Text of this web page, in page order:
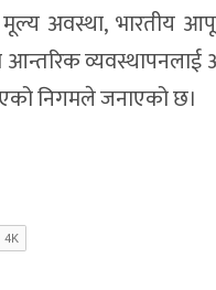
मूल्य अवस्था, भारतीय
आन्तरिक व्यवस्थापनलाई
निगमले जनाएको छ।